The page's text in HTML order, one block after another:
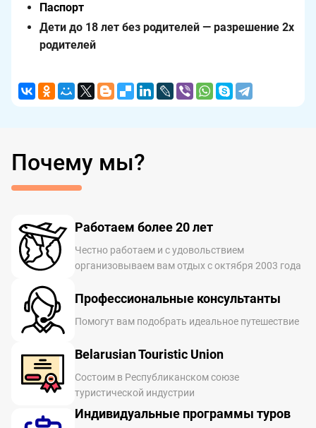
Паспорт
Дети до 18 лет без родителей — разрешение 2х
родителей
Почему мы?
Работаем более 20 лет
Честно работаем и с удовольствием
организовываем вам отдых с октября 2003 года
Профессиональные консультанты
Помогут вам подобрать идеальное путешествие
Belarusian Touristic Union
Состоим в Республиканском союзе
туристической индустрии
Индивидуальные программы туров